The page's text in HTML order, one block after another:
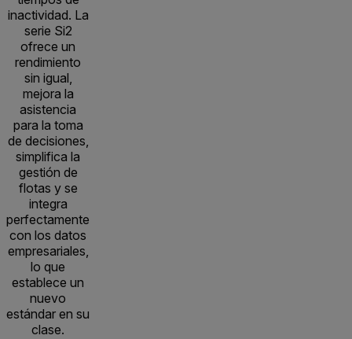
inactividad. La
serie Si2
ofrece un
rendimiento
sin igual,
mejora la
asistencia
para la toma
de decisiones,
simplifica la
gestión de
flotas y se
integra
perfectamente
con los datos
empresariales,
lo que
establece un
nuevo
estándar en su
clase.